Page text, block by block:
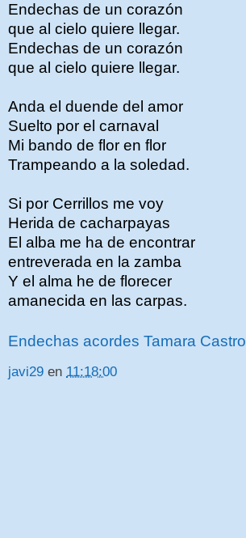
Endechas de un corazón
que al cielo quiere llegar.
Endechas de un corazón
que al cielo quiere llegar.
Anda el duende del amor
Suelto por el carnaval
Mi bando de flor en flor
Trampeando a la soledad.
Si por Cerrillos me voy
Herida de cacharpayas
El alba me ha de encontrar
entreverada en la zamba
Y el alma he de florecer
amanecida en las carpas.
Endechas acordes Tamara Castro
javi29 en 11:18:00